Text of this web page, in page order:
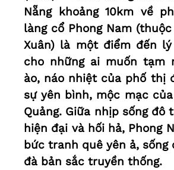
Nẵng khoảng 10km về
làng cổ Phong Nam
Xuân) là một điểm đến
cho những ai muốn tạm
ào, náo nhiệt của phố thị
sự yên bình, mộc mạc
Quảng. Giữa nhịp sống đô
hiện đại và hối hả, Phong
bức tranh quê yên ả, sống
đà bản sắc truyền thống.